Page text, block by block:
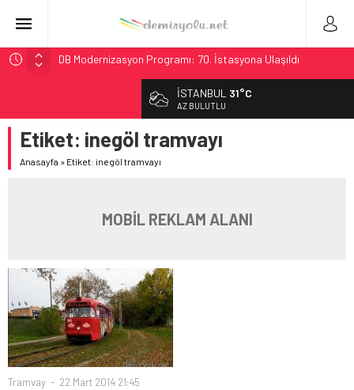
DB Modernizasyon Programı: 70. İstasyona Ulaşıldı
GB Railfreight İngiltere’de Lider, Class 99’lar 2026’da Yolda
İngiltere Demiryolunda Tarihi Entegrasyon: GBR Anglia
Resmen Başladı
Malezya Havayolları, TGV ile 28 Fransız Şehrine Tek Bilet
Ukrayna’da Yolcu Trenine İHA Saldırısı: Zamanında Tahliye
İSTANBUL 31°C
AZ BULUTLU
Etiket: inegöl tramvayı
Anasayfa » Etiket: inegöl tramvayı
MOBİL REKLAM ALANI
Tramvay 22 Mart 2014 21:45